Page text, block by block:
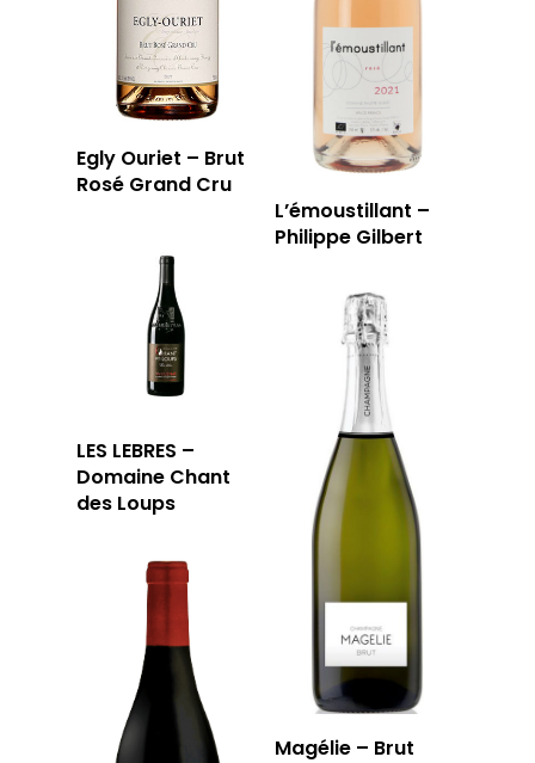
Egly Ouriet – Brut
Rosé Grand Cru
L’émoustillant –
Philippe Gilbert
LES LEBRES –
Domaine Chant
des Loups
Magélie – Brut